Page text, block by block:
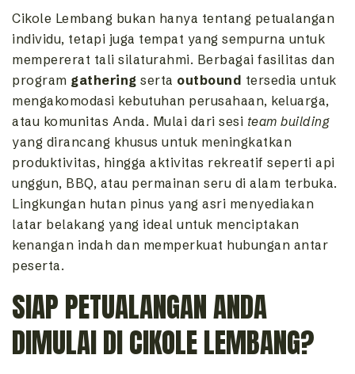
Cikole Lembang bukan hanya tentang petualangan
individu, tetapi juga tempat yang sempurna untuk
mempererat tali silaturahmi. Berbagai fasilitas dan
program gathering serta outbound tersedia untuk
mengakomodasi kebutuhan perusahaan, keluarga,
atau komunitas Anda. Mulai dari sesi team building
yang dirancang khusus untuk meningkatkan
produktivitas, hingga aktivitas rekreatif seperti api
unggun, BBQ, atau permainan seru di alam terbuka.
Lingkungan hutan pinus yang asri menyediakan
latar belakang yang ideal untuk menciptakan
kenangan indah dan memperkuat hubungan antar
peserta.
SIAP PETUALANGAN ANDA
DIMULAI DI CIKOLE LEMBANG?